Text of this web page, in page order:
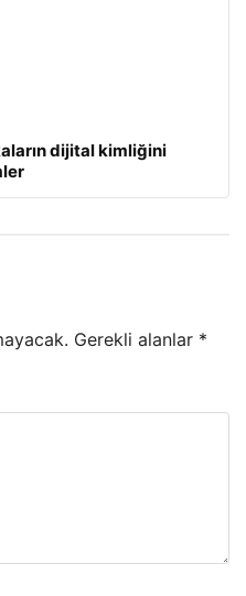
dijital kimliğini
Gerekli alanlar *